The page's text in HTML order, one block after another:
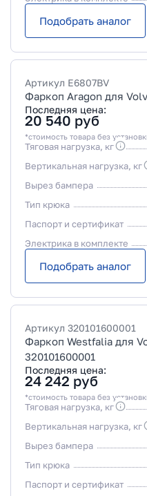
Подобрать аналог
Артикул E6807BV
Фаркоп Aragon для
Последняя цена:
20 540 руб
*стоимость товара без
Тяговая нагрузка, кг
Вертикальная нагрузка, кг
Вырез бампера
Тип крюка
Паспорт и сертификат
Электрика в комплекте
Подобрать аналог
Артикул 320101600001
Фаркоп Westfalia для
320101600001
Последняя цена:
24 242 руб
*стоимость товара без
Тяговая нагрузка, кг
Вертикальная нагрузка, кг
Вырез бампера
Тип крюка
Паспорт и сертификат